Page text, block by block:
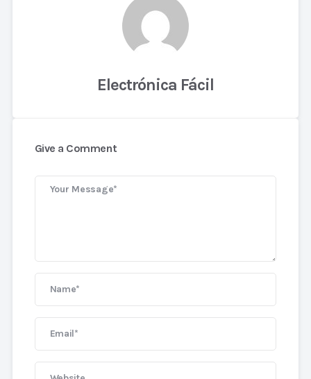
Electrónica Fácil
Give a Comment